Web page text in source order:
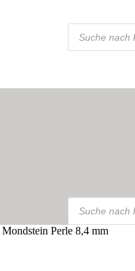
Products
search
Products
search
Mondstein Perle 8,4 mm